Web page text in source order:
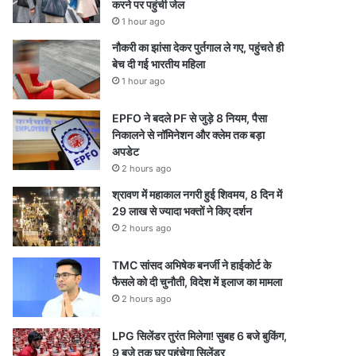
करने पर पहुंची जेल
1 hour ago
नौकरी का झांसा देकर पुर्तगाल ले गए, पहुंचते ही
बेच दी गई भारतीय महिला
1 hour ago
EPFO ने बदले PF से जुड़े 8 नियम, पैसा
निकालने से नॉमिनेशन और क्लेम तक बड़ा
अपडेट
2 hours ago
श्रावण में महाकाल नगरी हुई शिवमय, 8 दिन में
29 लाख से ज्यादा भक्तों ने किए दर्शन
2 hours ago
TMC सांसद अभिषेक बनर्जी ने हाईकोर्ट के
फैसले को दी चुनौती, विदेश में इलाज का मामला
2 hours ago
LPG सिलेंडर तुरंत मिलेगा! सुबह 6 बजे बुकिंग,
9 बजे तक घर पहुंचेगा सिलेंडर